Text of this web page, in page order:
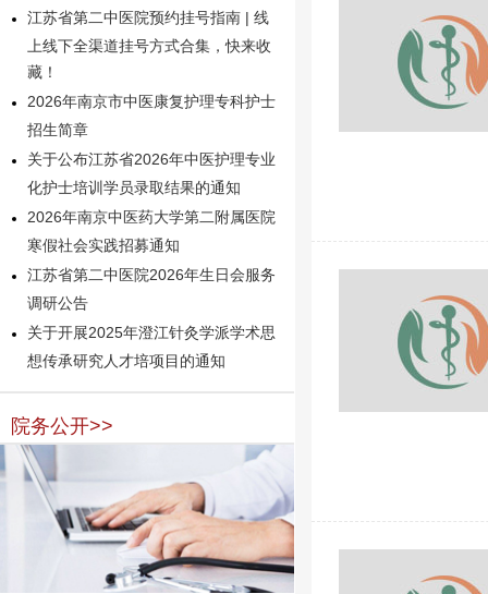
江苏省第二中医院预约挂号指南 | 线
上线下全渠道挂号方式合集，快来收
藏！
2026年南京市中医康复护理专科护士
招生简章
关于公布江苏省2026年中医护理专业
化护士培训学员录取结果的通知
2026年南京中医药大学第二附属医院
寒假社会实践招募通知
江苏省第二中医院2026年生日会服务
调研公告
关于开展2025年澄江针灸学派学术思
想传承研究人才培项目的通知
院务公开>>